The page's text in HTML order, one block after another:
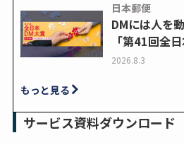
日本郵便
DMには人を
「第41回全
2026.8.3
もっと見る
サービス資料ダウンロード